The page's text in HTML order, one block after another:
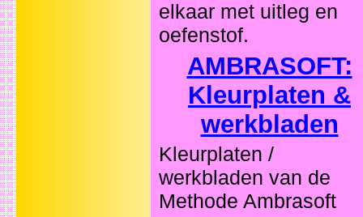
elkaar met uitleg en
oefenstof.
AMBRASOFT:
Kleurplaten &
werkbladen
Kleurplaten /
werkbladen van de
Methode Ambrasoft